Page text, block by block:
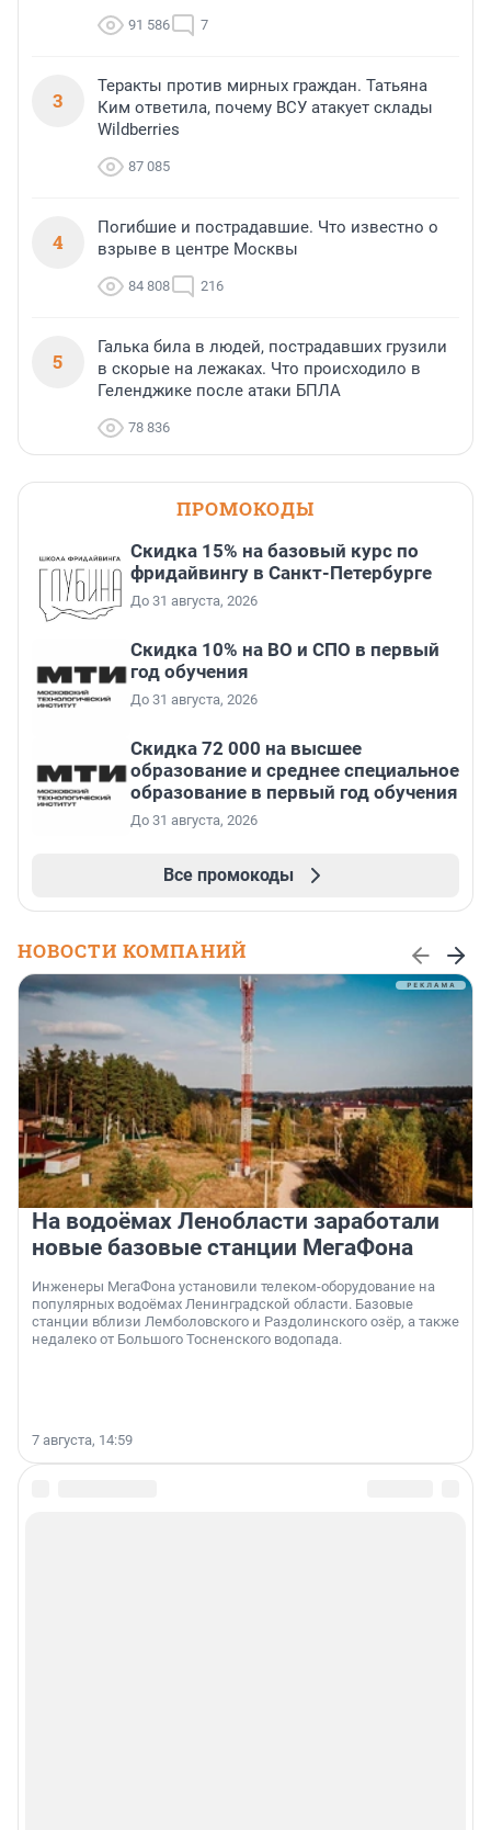
91 586 7
3
Теракты против мирных граждан. Татьяна
Ким ответила, почему ВСУ атакует склады
Wildberries
87 085
4
Погибшие и пострадавшие. Что известно о
взрыве в центре Москвы
84 808 216
5
Галька била в людей, пострадавших грузили
в скорые на лежаках. Что происходило в
Геленджике после атаки БПЛА
78 836
ПРОМОКОДЫ
Скидка 15% на базовый курс по
фридайвингу в Санкт-Петербурге
До 31 августа, 2026
Скидка 10% на ВО и СПО в первый
год обучения
До 31 августа, 2026
Скидка 72 000 на высшее
образование и среднее специальное
образование в первый год обучения
До 31 августа, 2026
Все промокоды
НОВОСТИ КОМПАНИЙ
На водоёмах Ленобласти заработали
новые базовые станции МегаФона
Инженеры МегаФона установили телеком-оборудование на
популярных водоёмах Ленинградской области. Базовые
станции вблизи Лемболовского и Раздолинского озёр, а также
недалеко от Большого Тосненского водопада.
7 августа, 14:59